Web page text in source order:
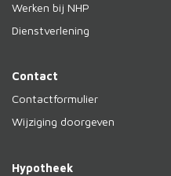
Werken bij NHP
Dienstverlening
Contact
Contactformulier
Wijziging doorgeven
Hypotheek